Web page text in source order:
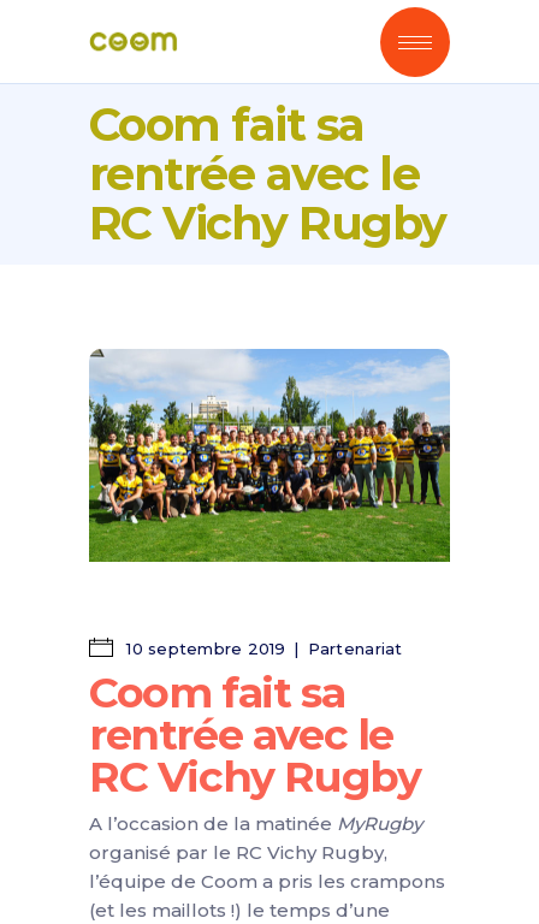
Coom fait sa
rentrée avec le
RC Vichy Rugby
10 septembre 2019 Partenariat
Coom fait sa
rentrée avec le
RC Vichy Rugby
A l’occasion de la matinée MyRugby
organisé par le RC Vichy Rugby,
l’équipe de Coom a pris les crampons
(et les maillots !) le temps d’une